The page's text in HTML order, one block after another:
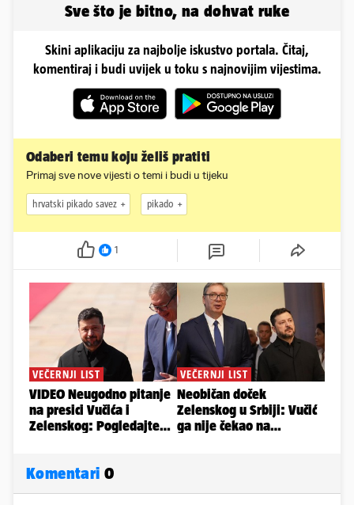
Sve što je bitno, na dohvat ruke
Skini aplikaciju za najbolje iskustvo portala. Čitaj,
komentiraj i budi uvijek u toku s najnovijim vijestima.
Odaberi temu koju želiš pratiti
Primaj sve nove vijesti o temi i budi u tijeku
hrvatski pikado savez pikado
1
Komentari 0